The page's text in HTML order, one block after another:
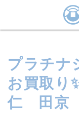
プラチナ
お買取り
仁 田京